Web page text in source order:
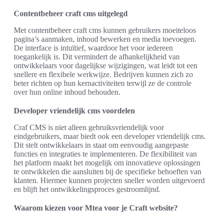
Contentbeheer craft cms uitgelegd
Met contentbeheer craft cms kunnen gebruikers moeiteloos
pagina’s aanmaken, inhoud bewerken en media toevoegen.
De interface is intuïtief, waardoor het voor iedereen
toegankelijk is. Dit vermindert de afhankelijkheid van
ontwikkelaars voor dagelijkse wijzigingen, wat leidt tot een
snellere en flexibele werkwijze. Bedrijven kunnen zich zo
beter richten op hun kernactiviteiten terwijl ze de controle
over hun online inhoud behouden.
Developer vriendelijk cms voordelen
Craf CMS is niet alleen gebruiksvriendelijk voor
eindgebruikers, maar biedt ook een developer vriendelijk cms.
Dit stelt ontwikkelaars in staat om eenvoudig aangepaste
functies en integraties te implementeren. De flexibiliteit van
het platform maakt het mogelijk om innovatieve oplossingen
te ontwikkelen die aansluiten bij de specifieke behoeften van
klanten. Hiermee kunnen projecten sneller worden uitgevoerd
en blijft het ontwikkelingsproces gestroomlijnd.
Waarom kiezen voor Mtea voor je Craft website?